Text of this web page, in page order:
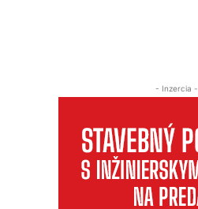
- Inzercia -